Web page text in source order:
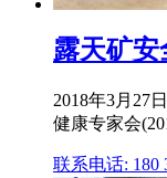
露天矿
2018年3月27
健康专家会
联系电话: 180